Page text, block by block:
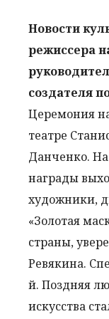
Новости
режиссера
создателя
Церемония
театре
Данченко. На
награды
художники,
«Золотая
страны,
Ревякина.
й. Поздняя
искусства